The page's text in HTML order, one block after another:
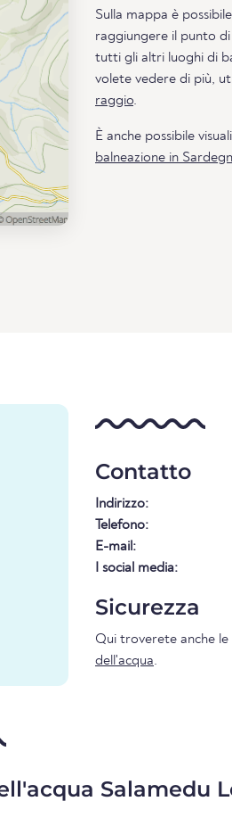
Sulla mappa è
raggiungere il punto
tutti gli altri luoghi di
volete vedere di più,
raggio.
È anche possibile
balneazione in
Contatto
Indirizzo:
Telefono:
E-mail:
I social media:
Sicurezza
Qui troverete anche
dell'acqua.
Salamedu